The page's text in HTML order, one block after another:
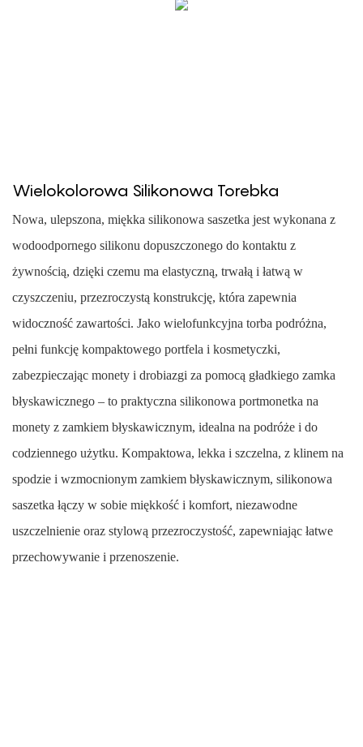
Wielokolorowa Silikonowa Torebka
Nowa, ulepszona, miękka silikonowa saszetka jest wykonana z
wodoodpornego silikonu dopuszczonego do kontaktu z
żywnością, dzięki czemu ma elastyczną, trwałą i łatwą w
czyszczeniu, przezroczystą konstrukcję, która zapewnia
widoczność zawartości. Jako wielofunkcyjna torba podróżna,
pełni funkcję kompaktowego portfela i kosmetyczki,
zabezpieczając monety i drobiazgi za pomocą gładkiego zamka
błyskawicznego – to praktyczna silikonowa portmonetka na
monety z zamkiem błyskawicznym, idealna na podróże i do
codziennego użytku. Kompaktowa, lekka i szczelna, z klinem na
spodzie i wzmocnionym zamkiem błyskawicznym, silikonowa
saszetka łączy w sobie miękkość i komfort, niezawodne
uszczelnienie oraz stylową przezroczystość, zapewniając łatwe
przechowywanie i przenoszenie.